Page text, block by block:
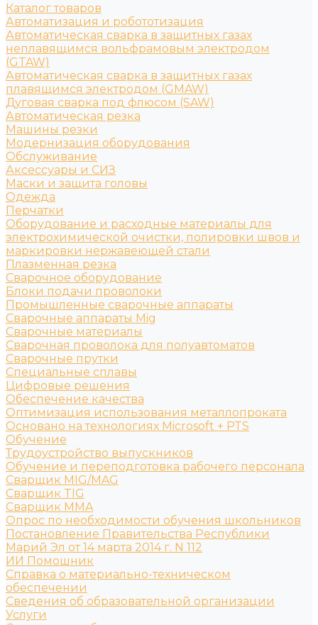
Каталог товаров
Автоматизация и робототизация
Автоматическая сварка в защитных газах
неплавящимся вольфрамовым электродом
(GTAW)
Автоматическая сварка в защитных газах
плавящимся электродом (GMAW)
Дуговая сварка под флюсом (SAW)
Автоматическая резка
Машины резки
Модернизация оборудования
Обслуживание
Аксессуары и СИЗ
Маски и защита головы
Одежда
Перчатки
Оборудование и расходные материалы для
электрохимической очистки, полировки швов и
маркировки нержавеющей стали
Плазменная резка
Сварочное оборудование
Блоки подачи проволоки
Промышленные сварочные аппараты
Сварочные аппараты Mig
Сварочные материалы
Сварочная проволока для полуавтоматов
Сварочные прутки
Специальные сплавы
Цифровые решения
Обеспечение качества
Оптимизация использования металлопроката
Основано на технологиях Microsoft + PTS
Обучение
Трудоустройство выпускников
Обучение и переподготовка рабочего персонала
Сварщик MIG/MAG
Сварщик TIG
Сварщик MMA
Опрос по необходимости обучения школьников
Постановление Правительства Республики
Марий Эл от 14 марта 2014 г. N 112
ИИ Помошник
Справка о материально-техническом
обеспечении
Сведения об образовательной организации
Услуги